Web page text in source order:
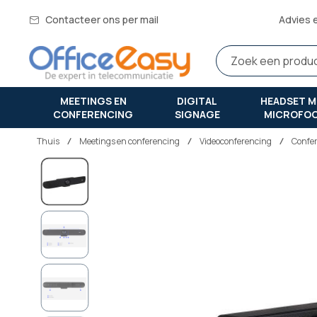
Contacteer ons per mail Advies
MEETINGS EN
CONFERENCING
DIGITAL
SIGNAGE
HEADSET
Thuis meetings en conferencing Videoconferencing
Ga
het
einde
van
de
afbeeldingen-
gallerij